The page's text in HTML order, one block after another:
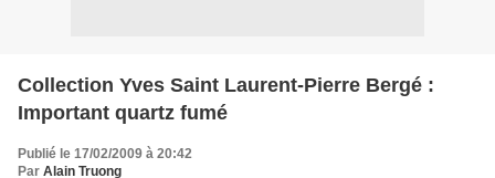
Collection Yves Saint Laurent-Pierre Bergé :
Important quartz fumé
Publié le 17/02/2009 à 20:42
Par Alain Truong